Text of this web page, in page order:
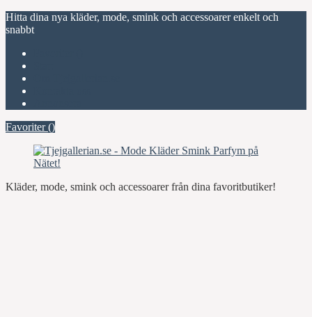
Hitta dina nya kläder, mode, smink och accessoarer enkelt och
snabbt
Favoriter ()
Kläder, mode, smink och accessoarer från dina favoritbutiker!